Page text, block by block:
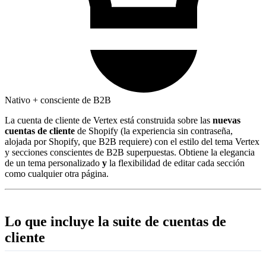
Nativo + consciente de B2B
La cuenta de cliente de Vertex está construida sobre las nuevas
cuentas de cliente de Shopify (la experiencia sin contraseña,
alojada por Shopify, que B2B requiere) con el estilo del tema Vertex
y secciones conscientes de B2B superpuestas. Obtiene la elegancia
de un tema personalizado y la flexibilidad de editar cada sección
como cualquier otra página.
Lo que incluye la suite de cuentas de
cliente